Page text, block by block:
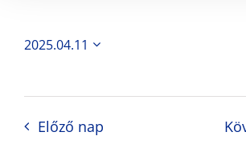
2025.04.11
Előző nap